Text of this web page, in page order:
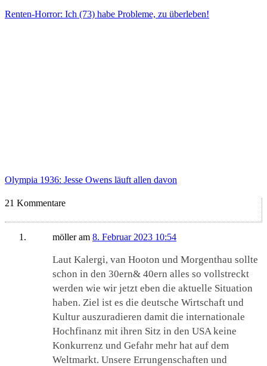
Renten-Horror: Ich (73) habe Probleme, zu überleben!
Olympia 1936: Jesse Owens läuft allen davon
21 Kommentare
mölleram 8. Februar 2023 10:54
Laut Kalergi, van Hooton und Morgenthau sollte
schon in den 30ern& 40ern alles so vollstreckt
werden wie wir jetzt eben die aktuelle Situation
haben. Ziel ist es die deutsche Wirtschaft und
Kultur auszuradieren damit die internationale
Hochfinanz mit ihren Sitz in den USA keine
Konkurrenz und Gefahr mehr hat auf dem
Weltmarkt. Unsere Errungenschaften und